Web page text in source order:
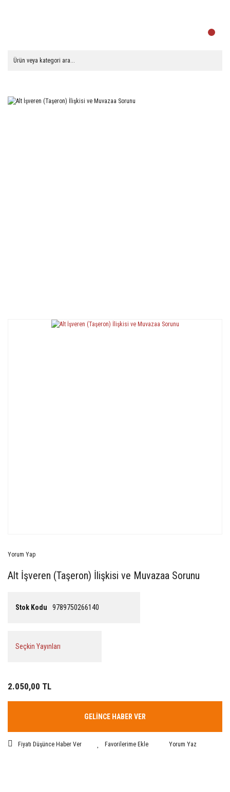
Yorum Yap
Alt İşveren (Taşeron) İlişkisi ve Muvazaa Sorunu
Stok Kodu 9789750266140
Seçkin Yayınları
2.050,00 TL
GELİNCE HABER VER
Fiyatı Düşünce Haber Ver Yorum Yaz